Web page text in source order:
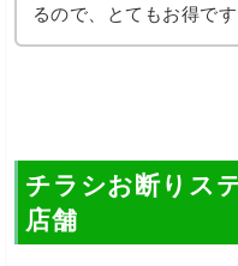
るので、とてもお得です
チラシお断りス
店舗